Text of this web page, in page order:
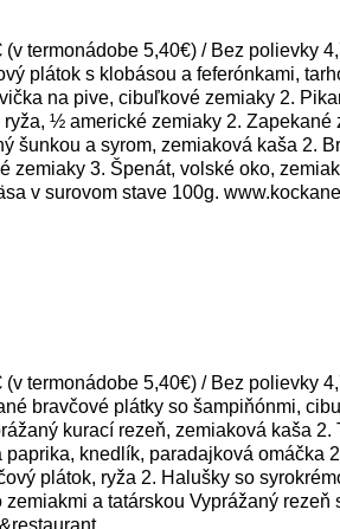
termonádobe 5,40€) / Bez polievky
plátok s klobásou a feferónkami,
na pive, cibuľkové zemiaky 2.
½ americké zemiaky 2. Zapekané
šunkou a syrom, zemiaková kaša 2.
zemiaky 3. Špenát, volské oko,
v surovom stave 100g.
termonádobe 5,40€) / Bez polievky
bravčové plátky so šampiňónmi,
kurací rezeň, zemiaková kaša 2.
knedlík, paradajková omáčka
plátok, ryža 2. Halušky so
a tatárskou Vyprážaný rezeň